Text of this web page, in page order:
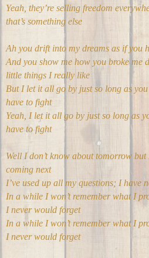
Yeah, they’re selling freedom
that’s something else
Ah you drift into my dreams as if you
And you show me how you broke me
little things I really like
But I let it all go by just so long as you
have to fight
Yeah, I let it all go by just so long as
have to fight
Well I don’t know about tomorrow but
coming next
I’ve used up all my questions; I have
In a while I won’t remember what I
I never would forget
In a while I won’t remember what I
I never would forget